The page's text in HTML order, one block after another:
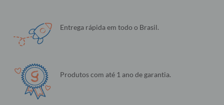
Entrega rápida em todo o Brasil.
Produtos com até 1 ano de garantia.